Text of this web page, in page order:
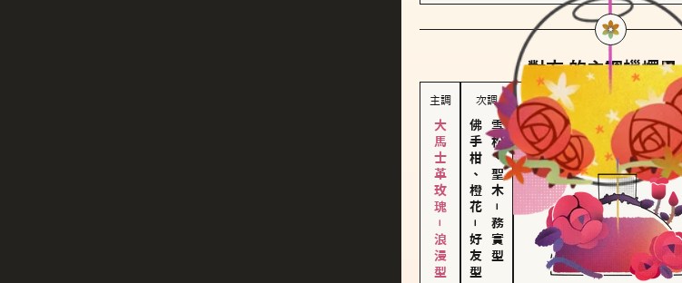
對方的主調蠟燭是
主調
大馬士革玫瑰－浪漫型
次調
佛手柑、橙花
－
好友型
雪松、聖木
－
務實型